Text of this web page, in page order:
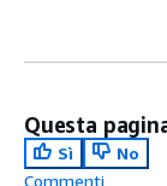
Questa
Sì
No
Commenti